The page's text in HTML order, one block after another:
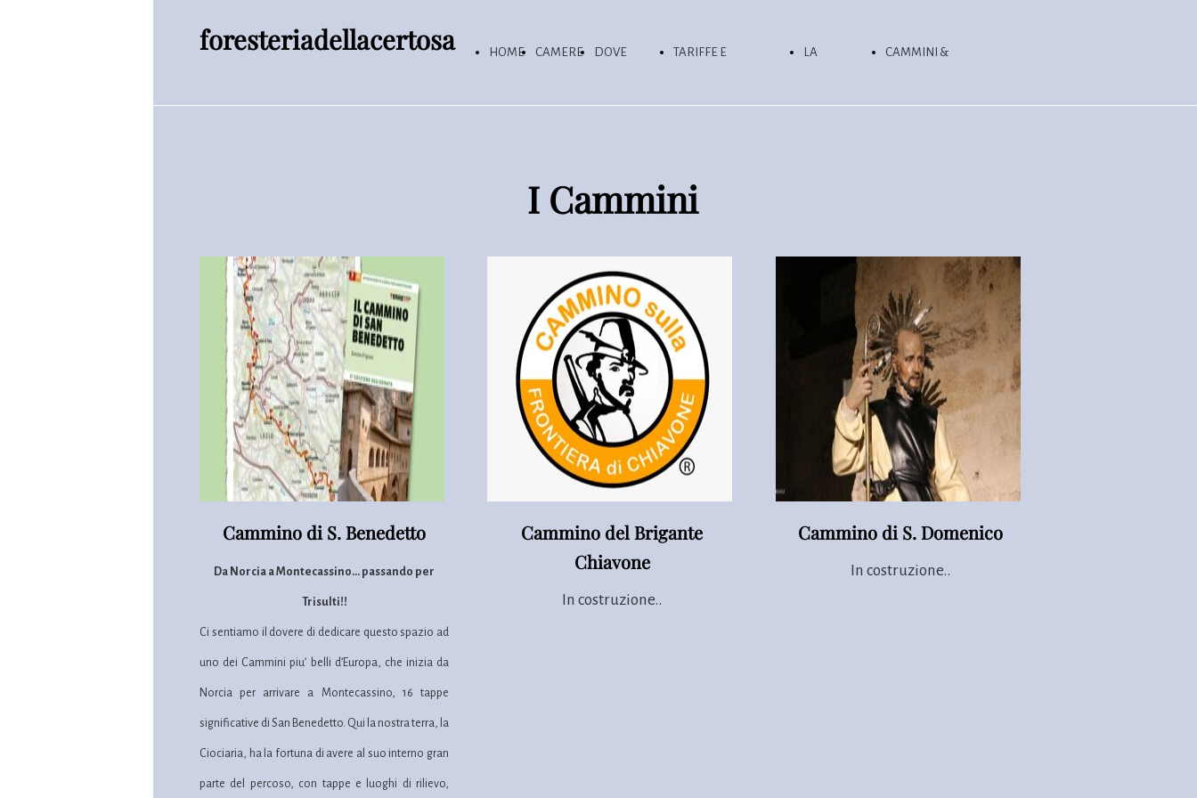
HOME CAMERE DOVE TARIFFE E LA CAMMINI &
foresteriadellacertosa
I Cammini
Cammino di S. Benedetto
Cammino del Brigante
Chiavone
Cammino di S. Domenico
Da Norcia a Montecassino... passando per
Trisulti!!
Ci sentiamo il dovere di dedicare questo spazio ad
uno dei Cammini piu’ belli d’Europa, che inizia da
Norcia per arrivare a Montecassino, 16 tappe
significative di San Benedetto. Qui la nostra terra, la
Ciociaria, ha la fortuna di avere al suo interno gran
parte del percoso, con tappe e luoghi di rilievo,
In costruzione..
In costruzione..